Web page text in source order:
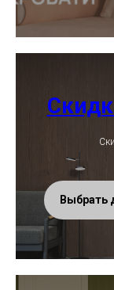
Выбрать